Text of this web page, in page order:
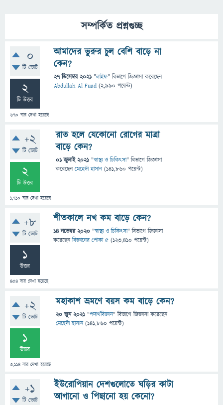
সম্পর্কিত প্রশ্নগুচ্ছ
0
টি ভোট
2
টি উত্তর
670 বার দেখা হয়েছে
আমাদের ভুরুর চুল বেশি বাড়ে না
কেন?
27 ডিসেম্বর 2021 "লাইফ" বিভাগে জিজ্ঞাসাকরেছেন
Abdullah Al Fuad (2,990 পয়েন্ট)
+2
টি ভোট
2
টি উত্তর
1,710 বার দেখা হয়েছে
রাত হলে যেকোনো রোগের মাত্রা
বাড়ে কেন?
01 জুলাই 2021 "স্বাস্থ্য ও চিকিৎসা" বিভাগে জিজ্ঞাসা
করেছেনমেহেদী হাসান (141,860 পয়েন্ট)
+8
টি ভোট
1
উত্তর
454 বার দেখা হয়েছে
শীতকালে নখ কম বাড়ে কেন?
14 নভেম্বর 2020 "স্বাস্থ্য ও চিকিৎসা" বিভাগে জিজ্ঞাসা
করেছেনবিজ্ঞানের পোকা ৫ (123,410 পয়েন্ট)
+2
টি ভোট
1
উত্তর
3,114 বার দেখা হয়েছে
মহাকাশ ভ্রমণে বয়স কম বাড়ে কেন?
20 জুন 2021 "পদার্থবিজ্ঞান" বিভাগে জিজ্ঞাসাকরেছেন
মেহেদী হাসান (141,860 পয়েন্ট)
+1
টি ভোট
ইউরোপিয়ান দেশগুলোতে ঘড়ির কাটা
আগানো ও পিছানো হয় কেনো?